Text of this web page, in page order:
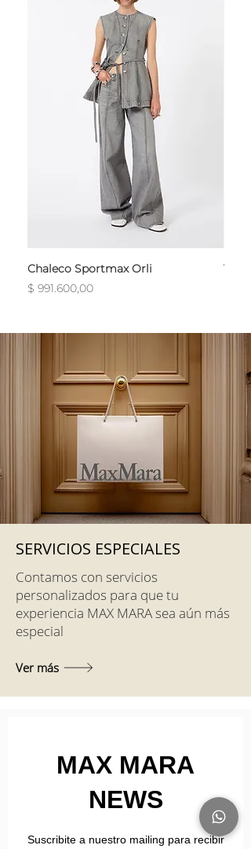
Chaleco Sportmax Orli
Precio
$ 991.600,00
T-
SERVICIOS ESPECIALES
Contamos con servicios
personalizados para que tu
experiencia MAX MARA sea aún más
especial
Ver más